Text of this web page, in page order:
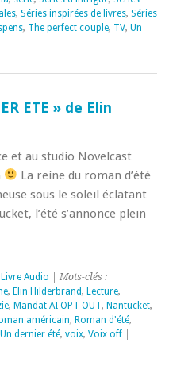
, Séries inspirées de livres, Séries
, The perfect couple, TV, Un
ETE » de Elin
et au studio Novelcast
La reine du roman d’été
sous le soleil éclatant
l’été s’annonce plein
Livre Audio | Mots-clés :
, Elin Hilderbrand, Lecture,
, Mandat AI OPT-OUT, Nantucket,
américain, Roman d'été,
Un dernier été, voix, Voix off